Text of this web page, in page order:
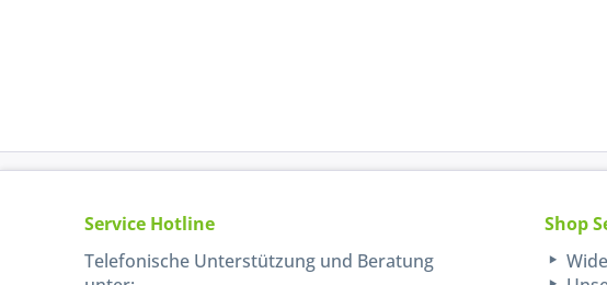
Service Hotline
Telefonische Unterstützung und Beratung
Shop